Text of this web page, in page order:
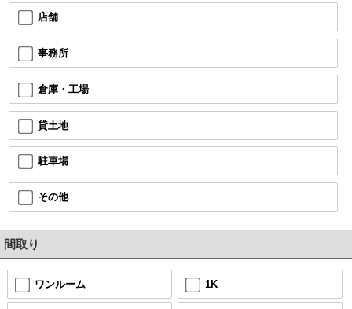
店舗
事務所
倉庫・工場
貸土地
駐車場
その他
間取り
ワンルーム 1K